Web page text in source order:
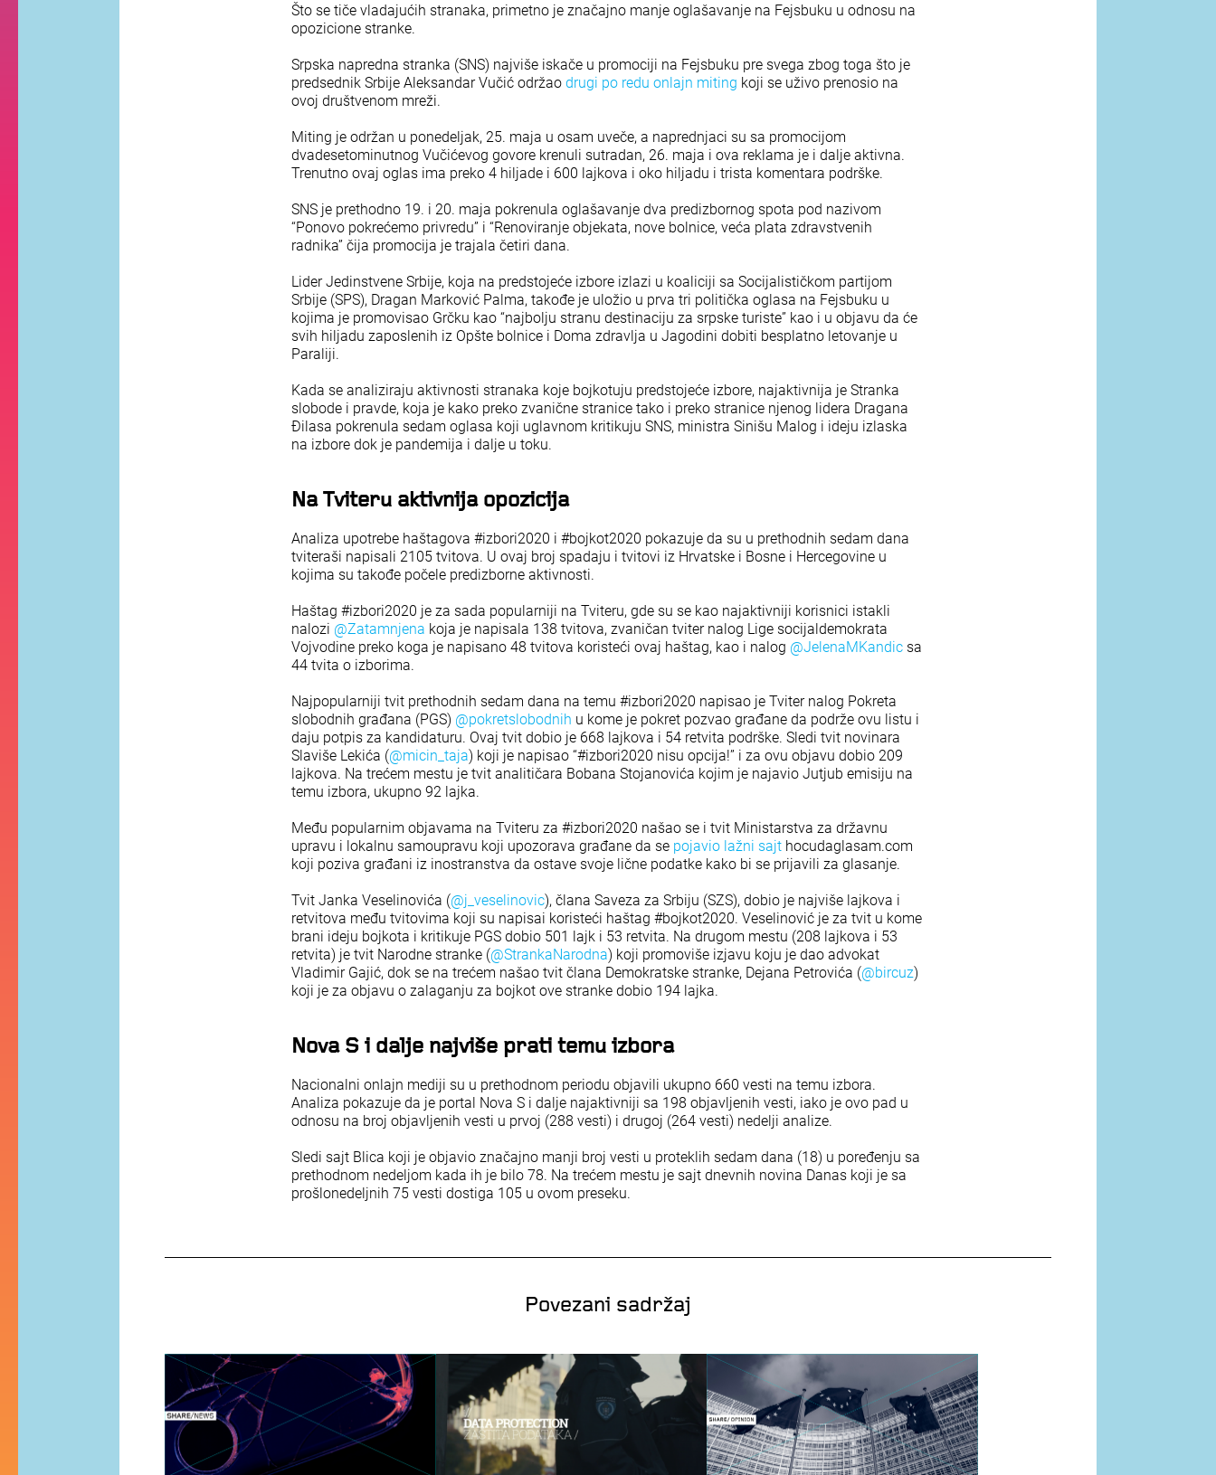
Što se tiče vladajućih stranaka, primetno je značajno manje oglašavanje na Fejsbuku u odnosu na
opozicione stranke.
Srpska napredna stranka (SNS) najviše iskače u promociji na Fejsbuku pre svega zbog toga što je
predsednik Srbije Aleksandar Vučić održao drugi po redu onlajn miting koji se uživo prenosio na
ovoj društvenom mreži.
Miting je održan u ponedeljak, 25. maja u osam uveče, a naprednjaci su sa promocijom
dvadesetominutnog Vučićevog govore krenuli sutradan, 26. maja i ova reklama je i dalje aktivna.
Trenutno ovaj oglas ima preko 4 hiljade i 600 lajkova i oko hiljadu i trista komentara podrške.
SNS je prethodno 19. i 20. maja pokrenula oglašavanje dva predizbornog spota pod nazivom
“Ponovo pokrećemo privredu” i “Renoviranje objekata, nove bolnice, veća plata zdravstvenih
radnika” čija promocija je trajala četiri dana.
Lider Jedinstvene Srbije, koja na predstojeće izbore izlazi u koaliciji sa Socijalističkom partijom
Srbije (SPS), Dragan Marković Palma, takođe je uložio u prva tri politička oglasa na Fejsbuku u
kojima je promovisao Grčku kao “najbolju stranu destinaciju za srpske turiste” kao i u objavu da će
svih hiljadu zaposlenih iz Opšte bolnice i Doma zdravlja u Jagodini dobiti besplatno letovanje u
Paraliji.
Kada se analiziraju aktivnosti stranaka koje bojkotuju predstojeće izbore, najaktivnija je Stranka
slobode i pravde, koja je kako preko zvanične stranice tako i preko stranice njenog lidera Dragana
Đilasa pokrenula sedam oglasa koji uglavnom kritikuju SNS, ministra Sinišu Malog i ideju izlaska
na izbore dok je pandemija i dalje u toku.
Na Tviteru aktivnija opozicija
Analiza upotrebe haštagova #izbori2020 i #bojkot2020 pokazuje da su u prethodnih sedam dana
tviteraši napisali 2105 tvitova. U ovaj broj spadaju i tvitovi iz Hrvatske i Bosne i Hercegovine u
kojima su takođe počele predizborne aktivnosti.
Haštag #izbori2020 je za sada popularniji na Tviteru, gde su se kao najaktivniji korisnici istakli
nalozi @Zatamnjena koja je napisala 138 tvitova, zvaničan tviter nalog Lige socijaldemokrata
Vojvodine preko koga je napisano 48 tvitova koristeći ovaj haštag, kao i nalog @JelenaMKandic sa
44 tvita o izborima.
Najpopularniji tvit prethodnih sedam dana na temu #izbori2020 napisao je Tviter nalog Pokreta
slobodnih građana (PGS) @pokretslobodnih u kome je pokret pozvao građane da podrže ovu listu i
daju potpis za kandidaturu. Ovaj tvit dobio je 668 lajkova i 54 retvita podrške. Sledi tvit novinara
Slaviše Lekića (@micin_taja) koji je napisao “#izbori2020 nisu opcija!” i za ovu objavu dobio 209
lajkova. Na trećem mestu je tvit analitičara Bobana Stojanovića kojim je najavio Jutjub emisiju na
temu izbora, ukupno 92 lajka.
Među popularnim objavama na Tviteru za #izbori2020 našao se i tvit Ministarstva za državnu
upravu i lokalnu samoupravu koji upozorava građane da se pojavio lažni sajt hocudaglasam.com
koji poziva građani iz inostranstva da ostave svoje lične podatke kako bi se prijavili za glasanje.
Tvit Janka Veselinovića (@j_veselinovic), člana Saveza za Srbiju (SZS), dobio je najviše lajkova i
retvitova među tvitovima koji su napisai koristeći haštag #bojkot2020. Veselinović je za tvit u kome
brani ideju bojkota i kritikuje PGS dobio 501 lajk i 53 retvita. Na drugom mestu (208 lajkova i 53
retvita) je tvit Narodne stranke (@StrankaNarodna) koji promoviše izjavu koju je dao advokat
Vladimir Gajić, dok se na trećem našao tvit člana Demokratske stranke, Dejana Petrovića (@bircuz)
koji je za objavu o zalaganju za bojkot ove stranke dobio 194 lajka.
Nova S i dalje najviše prati temu izbora
Nacionalni onlajn mediji su u prethodnom periodu objavili ukupno 660 vesti na temu izbora.
Analiza pokazuje da je portal Nova S i dalje najaktivniji sa 198 objavljenih vesti, iako je ovo pad u
odnosu na broj objavljenih vesti u prvoj (288 vesti) i drugoj (264 vesti) nedelji analize.
Sledi sajt Blica koji je objavio značajno manji broj vesti u proteklih sedam dana (18) u poređenju sa
prethodnom nedeljom kada ih je bilo 78. Na trećem mestu je sajt dnevnih novina Danas koji je sa
prošlonedeljnih 75 vesti dostiga 105 u ovom preseku.
Povezani sadržaj